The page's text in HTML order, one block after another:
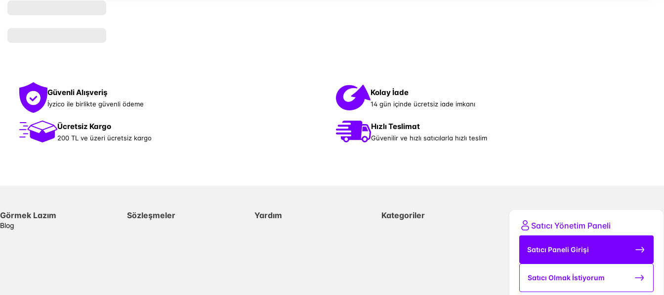
Güvenli Alışveriş
İyzico ile birlikte güvenli ödeme
Kolay İade
14 gün içinde ücretsiz iade imkanı
Ücretsiz Kargo
200 TL ve üzeri ücretsiz kargo
Hızlı Teslimat
Güvenilir ve hızlı satıcılarla hızlı teslim
Görmek Lazım
Blog
Sözleşmeler Yardım
Kategoriler
Satıcı Yönetim Paneli
Satıcı Paneli Girişi
Satıcı Olmak İstiyorum